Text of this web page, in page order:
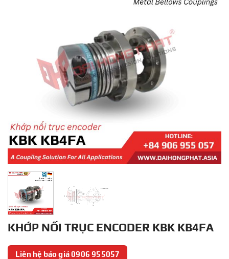
KHỚP NỐI TRỤC ENCODER KBK KB4FA
Liên hệ báo giá 0906 955057